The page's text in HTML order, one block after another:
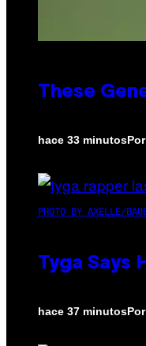
These
hace 33 minutosPor
PHOTO BY AXELLE/
Tyga Says
hace 37 minutosPor